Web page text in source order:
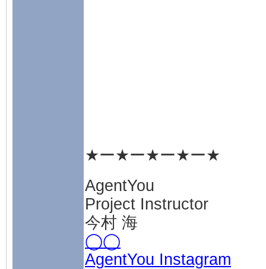
★ー★ー★ー★ー★
AgentYou
Project Instructor
今村 海
◯◯
AgentYou Instagram